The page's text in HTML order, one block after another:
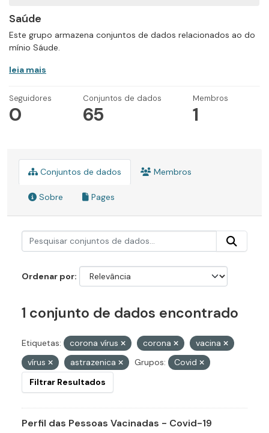
Saúde
Este grupo armazena conjuntos de dados relacionados ao do
mínio Sáude.
leia mais
Seguidores
0
Conjuntos de dados
65
Membros
1
Conjuntos de dados Membros
Sobre Pages
Ordenar por
1 conjunto de dados encontrado
Etiquetas: corona vírus corona
vacina
vírus
astrazenica Grupos:
Covid
Filtrar Resultados
Perfil das Pessoas Vacinadas - Covid-19